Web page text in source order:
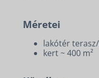
Méretei
lakótér
kert ~ 400 m²